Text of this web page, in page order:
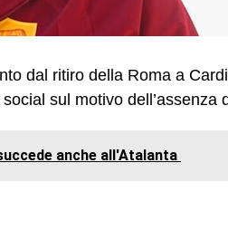
dal ritiro della Roma a
sul motivo dell’assenza
anche all'Atalanta